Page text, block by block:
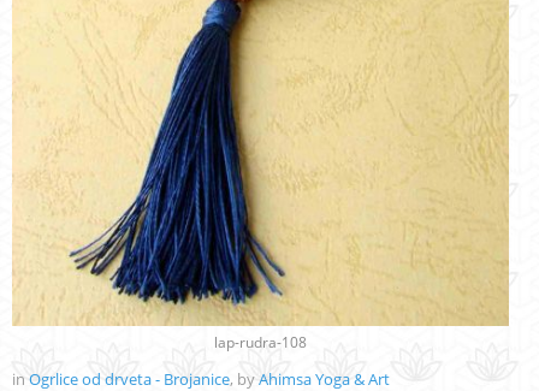
lap-rudra-108
in Ogrlice od drveta - Brojanice, byAhimsa Yoga & Art